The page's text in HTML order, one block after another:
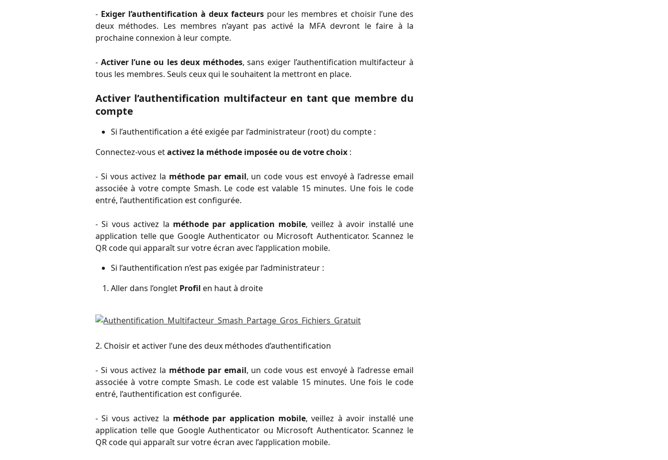
- Exiger l’authentification à deux facteurspour les membres et choisir l’une des
deux méthodes. Les membres n’ayant pas activé la MFA devront le faire à la
prochaine connexion à leur compte.
- Activer l’une ou les deux méthodes, sans exiger l’authentification multifacteur à
tous les membres. Seuls ceux qui le souhaitent la mettront en place.
Activer l’authentification multifacteur en tant que membre du
compte
Si l’authentification a été exigée par l’administrateur (root) du compte :
Connectez-vous etactivez la méthode imposée ou de votre choix :
- Si vous activez la méthode par email, un code vous est envoyé à l’adresse email
associée à votre compte Smash. Le code est valable 15 minutes. Une fois le code
entré, l’authentification est configurée.
- Si vous activez la méthode par application mobile, veillez à avoir installé une
application telle que Google Authenticator ou Microsoft Authenticator. Scannez le
QR code qui apparaît sur votre écran avec l’application mobile.
Si l’authentification n’est pas exigée par l’administrateur :
​Aller dans l’onglet Profil en haut à droite
2. Choisir et activer l’une des deux méthodes d’authentification
- Si vous activez la méthode par email, un code vous est envoyé à l’adresse email
associée à votre compte Smash. Le code est valable 15 minutes. Une fois le code
entré, l’authentification est configurée.
- Si vous activez la méthode par application mobile, veillez à avoir installé une
application telle que Google Authenticator ou Microsoft Authenticator. Scannez le
QR code qui apparaît sur votre écran avec l’application mobile.